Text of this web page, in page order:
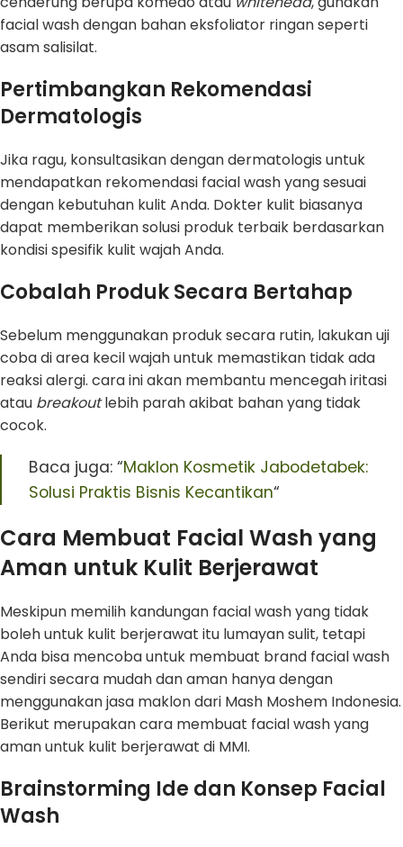
facial wash dengan bahan eksfoliator ringan seperti
asam salisilat.
Pertimbangkan Rekomendasi
Dermatologis
Jika ragu, konsultasikan dengan dermatologis untuk
mendapatkan rekomendasi facial wash yang sesuai
dengan kebutuhan kulit Anda. Dokter kulit biasanya
dapat memberikan solusi produk terbaik berdasarkan
kondisi spesifik kulit wajah Anda.
Cobalah Produk Secara Bertahap
Sebelum menggunakan produk secara rutin, lakukan uji
coba di area kecil wajah untuk memastikan tidak ada
reaksi alergi. cara ini akan membantu mencegah iritasi
atau breakoutlebih parah akibat bahan yang tidak
cocok.
Baca juga: “Maklon Kosmetik Jabodetabek:
Solusi Praktis Bisnis Kecantikan“
Cara Membuat Facial Wash yang
Aman untuk Kulit Berjerawat
Meskipun memilih kandungan facial wash yang tidak
boleh untuk kulit berjerawat itu lumayan sulit, tetapi
Anda bisa mencoba untuk membuat brand facial wash
sendiri secara mudah dan aman hanya dengan
menggunakan jasa maklon dari Mash Moshem Indonesia.
Berikut merupakan cara membuat facial wash yang
aman untuk kulit berjerawat di MMI.
Brainstorming Ide dan Konsep Facial
Wash